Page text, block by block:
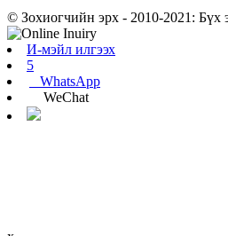
© Зохиогчийн эрх - 2010-2021: Бүх
И-мэйл илгээх
5
WhatsApp
WeChat